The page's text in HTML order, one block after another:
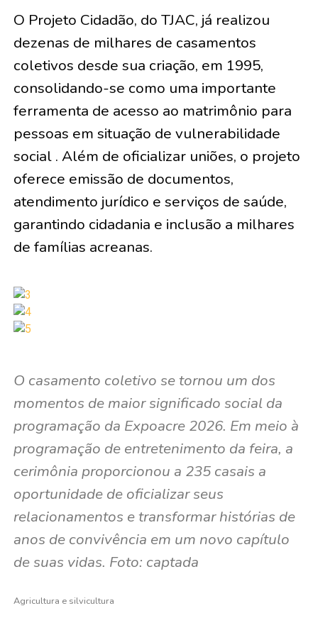
O Projeto Cidadão, do TJAC, já realizou
dezenas de milhares de casamentos
coletivos desde sua criação, em 1995,
consolidando-se como uma importante
ferramenta de acesso ao matrimônio para
pessoas em situação de vulnerabilidade
social . Além de oficializar uniões, o projeto
oferece emissão de documentos,
atendimento jurídico e serviços de saúde,
garantindo cidadania e inclusão a milhares
de famílias acreanas.
O casamento coletivo se tornou um dos
momentos de maior significado social da
programação da Expoacre 2026. Em meio à
programação de entretenimento da feira, a
cerimônia proporcionou a 235 casais a
oportunidade de oficializar seus
relacionamentos e transformar histórias de
anos de convivência em um novo capítulo
de suas vidas. Foto: captada
Agricultura e silvicultura